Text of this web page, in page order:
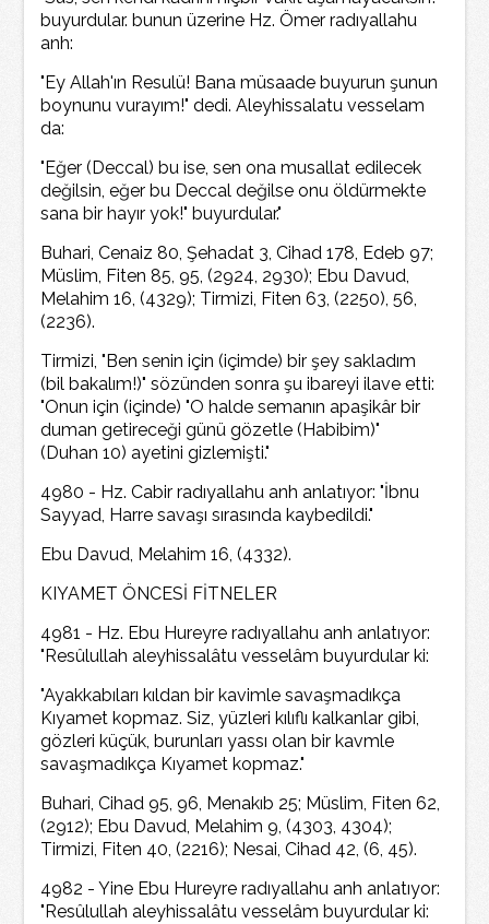
buyurdular. bunun üzerine Hz. Ömer radıyallahu
anh:
"Ey Allah'ın Resulü! Bana müsaade buyurun şunun
boynunu vurayım!" dedi. Aleyhissalatu vesselam
da:
"Eğer (Deccal) bu ise, sen ona musallat edilecek
değilsin, eğer bu Deccal değilse onu öldürmekte
sana bir hayır yok!" buyurdular."
Buhari, Cenaiz 80, Şehadat 3, Cihad 178, Edeb 97;
Müslim, Fiten 85, 95, (2924, 2930); Ebu Davud,
Melahim 16, (4329); Tirmizi, Fiten 63, (2250), 56,
(2236).
Tirmizi, "Ben senin için (içimde) bir şey sakladım
(bil bakalım!)" sözünden sonra şu ibareyi ilave etti:
"Onun için (içinde) "O halde semanın apaşikâr bir
duman getireceği günü gözetle (Habibim)"
(Duhan 10) ayetini gizlemişti."
4980 - Hz. Cabir radıyallahu anh anlatıyor: "İbnu
Sayyad, Harre savaşı sırasında kaybedildi."
Ebu Davud, Melahim 16, (4332).
KIYAMET ÖNCESİ FİTNELER
4981 - Hz. Ebu Hureyre radıyallahu anh anlatıyor:
"Resûlullah aleyhissalâtu vesselâm buyurdular ki:
"Ayakkabıları kıldan bir kavimle savaşmadıkça
Kıyamet kopmaz. Siz, yüzleri kılıflı kalkanlar gibi,
gözleri küçük, burunları yassı olan bir kavmle
savaşmadıkça Kıyamet kopmaz."
Buhari, Cihad 95, 96, Menakıb 25; Müslim, Fiten 62,
(2912); Ebu Davud, Melahim 9, (4303, 4304);
Tirmizi, Fiten 40, (2216); Nesai, Cihad 42, (6, 45).
4982 - Yine Ebu Hureyre radıyallahu anh anlatıyor:
"Resûlullah aleyhissalâtu vesselâm buyurdular ki: